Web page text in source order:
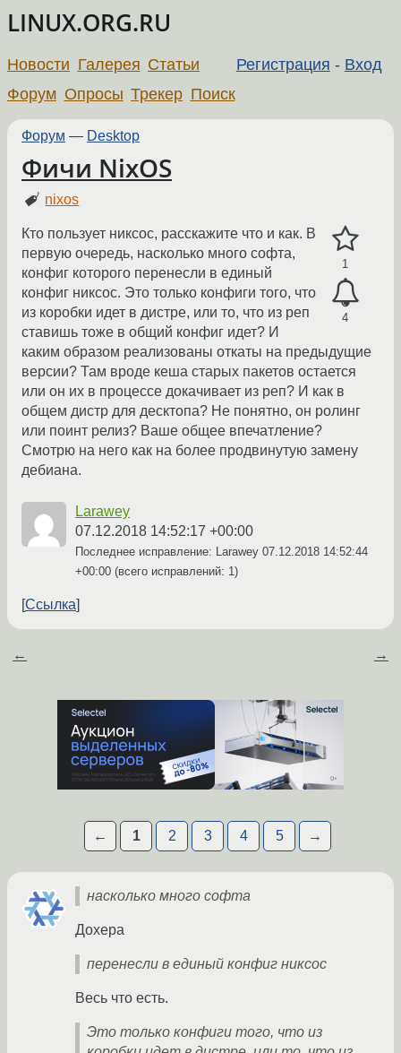
LINUX.ORG.RU
Регистрация - Вход
Новости Галерея Статьи
Форум Опросы Трекер Поиск
Форум — Desktop
Фичи NixOS
nixos
1
4
Кто пользует никсос, расскажите что и как. В
первую очередь, насколько много софта,
конфиг которого перенесли в единый
конфиг никсос. Это только конфиги того, что
из коробки идет в дистре, или то, что из реп
ставишь тоже в общий конфиг идет? И
каким образом реализованы откаты на предыдущие
версии? Там вроде кеша старых пакетов остается
или он их в процессе докачивает из реп? И как в
общем дистр для десктопа? Не понятно, он ролинг
или поинт релиз? Ваше общее впечатление?
Смотрю на него как на более продвинутую замену
дебиана.
Larawey
07.12.2018 14:52:17 +00:00
Последнее исправление: Larawey 07.12.2018 14:52:44
+00:00 (всего исправлений: 1)
Ссылка
← →
← 1 2 3 4 5 →
насколько много софта
Дохера
перенесли в единый конфиг никсос
Весь что есть.
Это только конфиги того, что из